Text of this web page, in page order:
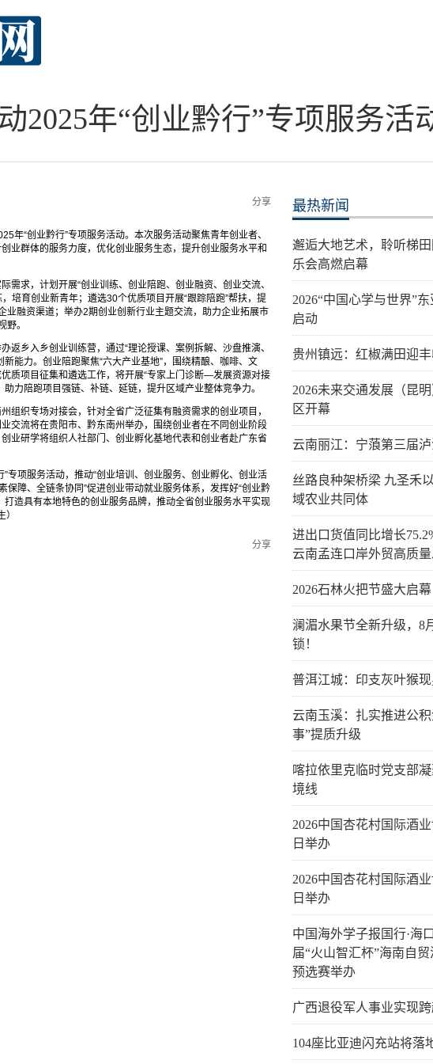
2025年“创业黔行”专项服务活
分享
年“创业黔行”专项服务活动。本次服务活动聚焦青年创业者、
业群体的服务力度，优化创业服务生态，提升创业服务水平和
求，计划开展“创业训练、创业陪跑、创业融资、创业交流、
培育创业新青年；遴选30个优质项目开展“跟踪陪跑”帮扶，提
融资渠道；举办2期创业创新行业主题交流，助力企业拓展市
野。
乡入乡创业训练营，通过“理论授课、案例拆解、沙盘推演、
能力。创业陪跑聚焦“六大产业基地”，围绕精酿、咖啡、文
质项目征集和遴选工作，将开展“专家上门诊断—发展资源对接
力陪跑项目强链、补链、延链，提升区域产业整体竞争力。
组织专场对接会，针对全省广泛征集有融资需求的创业项目，
交流将在贵阳市、黔东南州举办，围绕创业者在不同创业阶段
业研学将组织人社部门、创业孵化基地代表和创业者赴广东省
专项服务活动，推动“创业培训、创业服务、创业孵化、创业活
保障、全链条协同”促进创业带动就业服务体系，发挥好“创业黔
造具有本地特色的创业服务品牌，推动全省创业服务水平实现
分享
最热新闻
邂逅大地艺术，聆听梯
乐会高燃启幕
2026“中国心学与世界”
启动
贵州镇远：红椒满田迎
2026未来交通发展（昆
区开幕
云南丽江：宁蒗第三届
丝路良种架桥梁 九圣禾
域农业共同体
进出口货值同比增长
云南孟连口岸外贸高质
2026石林火把节盛大启幕
澜湄水果节全新升级，8
锁！
普洱江城：印支灰叶猴
云南玉溪：扎实推进公
事”提质升级
喀拉依里克临时党支部
境线
2026中国杏花村国际酒
日举办
2026中国杏花村国际酒
日举办
中国海外学子报国行·海
届“火山智汇杯”海南自
预选赛举办
广西退役军人事业实现
104座比亚迪闪充站将落